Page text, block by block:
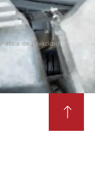
Política de privacidad